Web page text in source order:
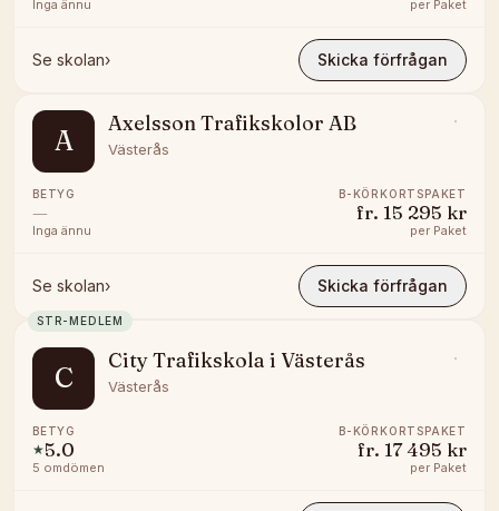
Inga ännu per Paket
Se skolan› Skicka förfrågan
A
Axelsson Trafikskolor AB
Västerås
BETYG
—
Inga ännu
B-KÖRKORTSPAKET
fr. 15 295 kr
per Paket
Se skolan› Skicka förfrågan
STR-MEDLEM
C
City Trafikskola i Västerås
Västerås
BETYG
★5.0
5 omdömen
B-KÖRKORTSPAKET
fr. 17 495 kr
per Paket